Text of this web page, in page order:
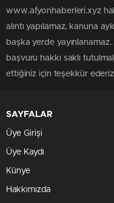
www.afyonhaberleri.xyz
alıntı yapılamaz, kanuna
başka yerde
başvuru hakkı saklı
ettiğiniz için teşekkür
SAYFALAR
Üye Girişi
Üye Kaydı
Künye
Hakkımızda